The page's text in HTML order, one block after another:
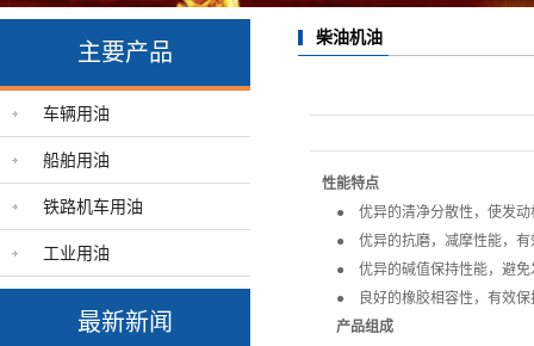
主要产品
车辆用油
船舶用油
铁路机车用油
工业用油
最新新闻
柴油机油
性能特点
● 优异的清净分散性，使发动
● 优异的抗磨，减摩性能，有
● 优异的碱值保持性能，避免
● 良好的橡胶相容性，有效保
产品组成